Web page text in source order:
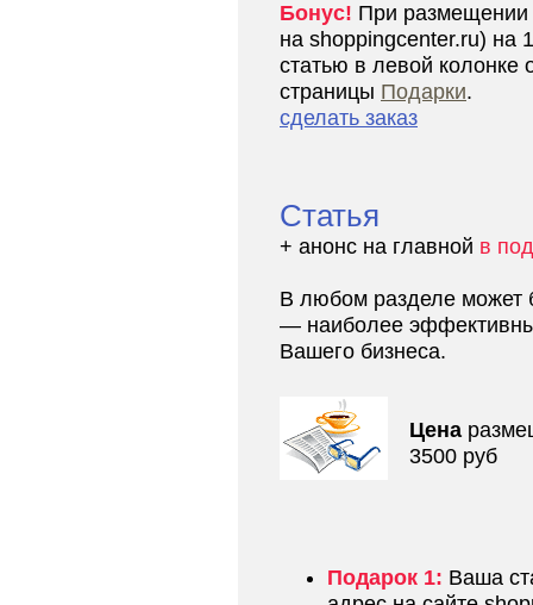
Бонус! При размещении
на shoppingcenter.ru) на
статью в левой колонке
страницы Подарки.
сделать заказ
Статья
+ анонс на главной в
В любом разделе может
— наиболее
Вашего бизнеса.
Цена
3500 руб
Подарок 1: Ваша